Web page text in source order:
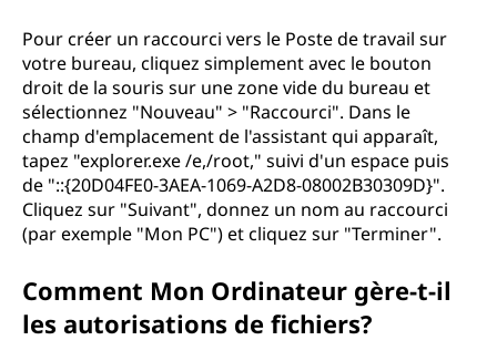
Pour créer un raccourci vers le Poste de travail sur
votre bureau, cliquez simplement avec le bouton
droit de la souris sur une zone vide du bureau et
sélectionnez "Nouveau" > "Raccourci". Dans le
champ d'emplacement de l'assistant qui apparaît,
tapez "explorer.exe /e,/root," suivi d'un espace puis
de "::{20D04FE0-3AEA-1069-A2D8-08002B30309D}".
Cliquez sur "Suivant", donnez un nom au raccourci
(par exemple "Mon PC") et cliquez sur "Terminer".
Comment Mon Ordinateur gère-t-il
les autorisations de fichiers?